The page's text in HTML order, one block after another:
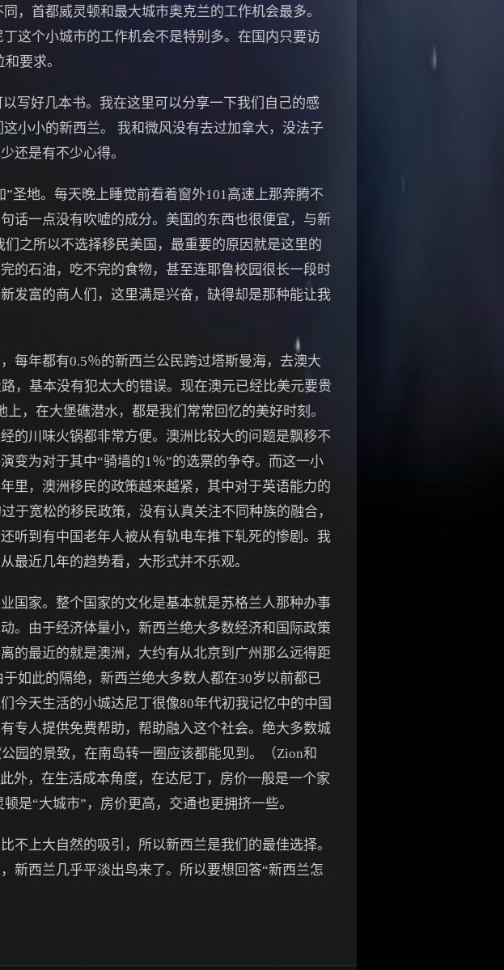
，首都威灵顿和最大城市奥克兰的工作机会最多。
这个小城市的工作机会不是特别多。在国内只要访
要求。
好几本书。我在这里可以分享一下我们自己的感
小小的新西兰。 我和微风没有去过加拿大，没法子
还是有不少心得。
地。每天晚上睡觉前看着窗外101高速上那奔腾不
话一点没有吹嘘的成分。美国的东西也很便宜，与新
之所以不选择移民美国，最重要的原因就是这里的
的石油，吃不完的食物，甚至连耶鲁校园很长一段时
发富的商人们，这里满是兴奋，缺得却是那种能让我
年都有0.5％的新西兰公民跨过塔斯曼海，去澳大
，基本没有犯太大的错误。现在澳元已经比美元要贵
，在大堡礁潜水，都是我们常常回忆的美好时刻。
的川味火锅都非常方便。澳洲比较大的问题是飘移不
变为对于其中“骑墙的1％”的选票的争夺。而这一小
里，澳洲移民的政策越来越紧，其中对于英语能力的
于宽松的移民政策，没有认真关注不同种族的融合，
听到有中国老年人被从有轨电车推下轧死的惨剧。我
最近几年的趋势看，大形式并不乐观。
家。整个国家的文化是基本就是苏格兰人那种办事
。由于经济体量小，新西兰绝大多数经济和国际政策
的最近的就是澳洲，大约有从北京到广州那么远得距
如此的隔绝，新西兰绝大多数人都在30岁以前都已
今天生活的小城达尼丁很像80年代初我记忆中的中国
专人提供免费帮助，帮助融入这个社会。绝大多数城
园的景致，在南岛转一圈应该都能见到。（Zion和
外，在生活成本角度，在达尼丁，房价一般是一个家
是“大城市”，房价更高，交通也更拥挤一些。
上大自然的吸引，所以新西兰是我们的最佳选择。
新西兰几乎平淡出鸟来了。所以要想回答“新西兰怎